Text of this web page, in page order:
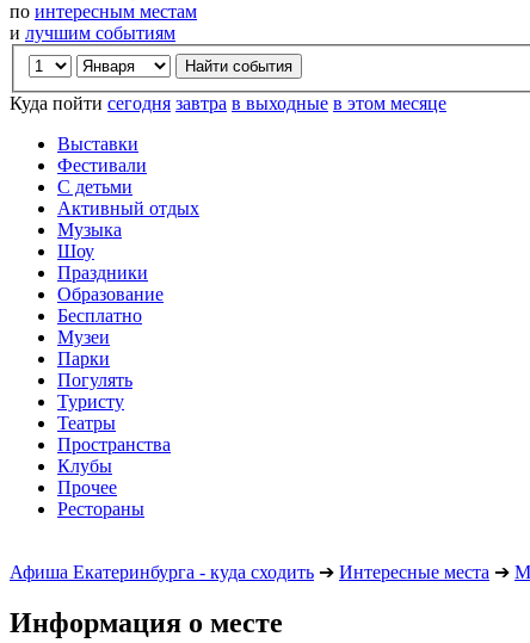
по интересным местам
и лучшим событиям
Куда пойти сегодня завтра в выходные в этом месяце
Выставки
Фестивали
С детьми
Активный отдых
Музыка
Шоу
Праздники
Образование
Бесплатно
Музеи
Парки
Погулять
Туристу
Театры
Пространства
Клубы
Прочее
Рестораны
Афиша Екатеринбурга - куда сходить ➔ Интересные места ➔
Информация о месте